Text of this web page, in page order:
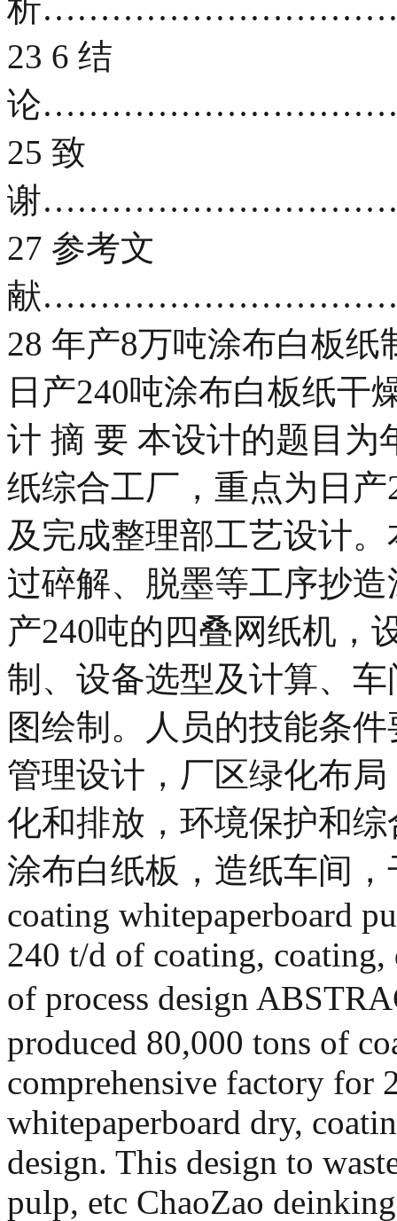
析
23 6 结
论
25 致
谢
27 参考文
献
28 年产8万吨涂布白板
日产240吨涂布白板纸干
计 摘 要 本设计的题目为
纸综合工厂，重点为日
及完成整理部工艺设计
过碎解、脱墨等工序抄
产240吨的四叠网纸机，
制、设备选型及计算、
图绘制。人员的技能条
管理设计，厂区绿化布
化和排放，环境保护和
涂布白纸板，造纸车间，
coating whitepaperboard
240 t/d of coating, coating,
of process design
produced 80,000 tons of
comprehensive factory for
whitepaperboard dry,
design. This design to
pulp, etc ChaoZao